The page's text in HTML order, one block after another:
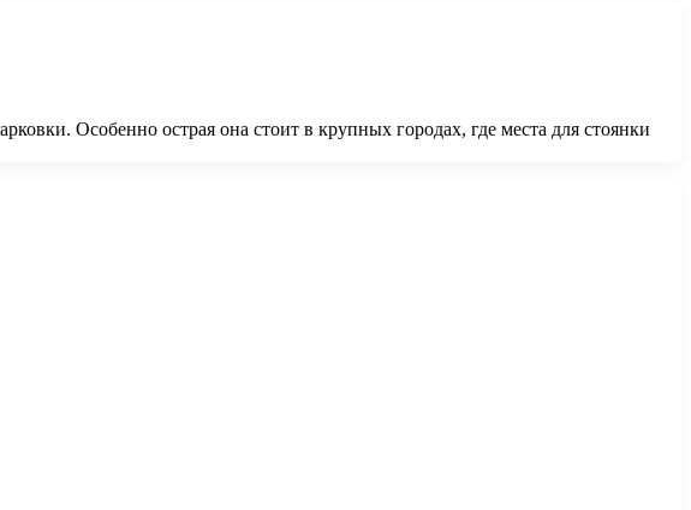
Особенно острая она стоит в крупных городах, где места для стоянки